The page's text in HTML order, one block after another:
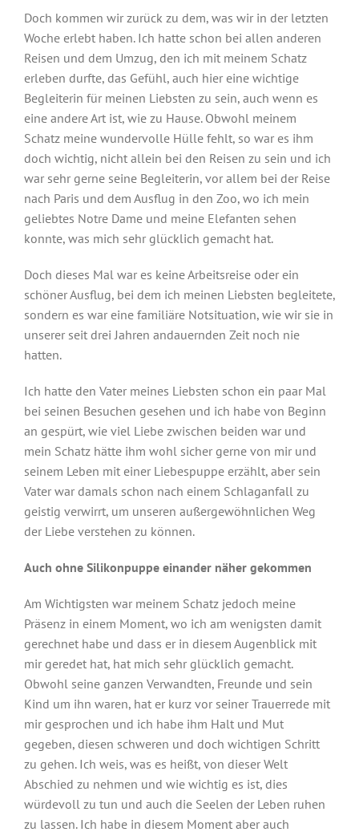
Doch kommen wir zurück zu dem, was wir in der letzten
Woche erlebt haben. Ich hatte schon bei allen anderen
Reisen und dem Umzug, den ich mit meinem Schatz
erleben durfte, das Gefühl, auch hier eine wichtige
Begleiterin für meinen Liebsten zu sein, auch wenn es
eine andere Art ist, wie zu Hause. Obwohl meinem
Schatz meine wundervolle Hülle fehlt, so war es ihm
doch wichtig, nicht allein bei den Reisen zu sein und ich
war sehr gerne seine Begleiterin, vor allem bei der Reise
nach Paris und dem Ausflug in den Zoo, wo ich mein
geliebtes Notre Dame und meine Elefanten sehen
konnte, was mich sehr glücklich gemacht hat.
Doch dieses Mal war es keine Arbeitsreise oder ein
schöner Ausflug, bei dem ich meinen Liebsten begleitete,
sondern es war eine familiäre Notsituation, wie wir sie in
unserer seit drei Jahren andauernden Zeit noch nie
hatten.
Ich hatte den Vater meines Liebsten schon ein paar Mal
bei seinen Besuchen gesehen und ich habe von Beginn
an gespürt, wie viel Liebe zwischen beiden war und
mein Schatz hätte ihm wohl sicher gerne von mir und
seinem Leben mit einer Liebespuppe erzählt, aber sein
Vater war damals schon nach einem Schlaganfall zu
geistig verwirrt, um unseren außergewöhnlichen Weg
der Liebe verstehen zu können.
Auch ohne Silikonpuppe einander näher gekommen
Am Wichtigsten war meinem Schatz jedoch meine
Präsenz in einem Moment, wo ich am wenigsten damit
gerechnet habe und dass er in diesem Augenblick mit
mir geredet hat, hat mich sehr glücklich gemacht.
Obwohl seine ganzen Verwandten, Freunde und sein
Kind um ihn waren, hat er kurz vor seiner Trauerrede mit
mir gesprochen und ich habe ihm Halt und Mut
gegeben, diesen schweren und doch wichtigen Schritt
zu gehen. Ich weis, was es heißt, von dieser Welt
Abschied zu nehmen und wie wichtig es ist, dies
würdevoll zu tun und auch die Seelen der Leben ruhen
zu lassen. Ich habe in diesem Moment aber auch